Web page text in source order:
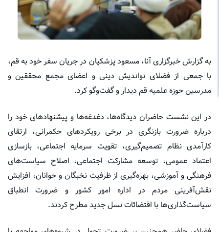
به گزارش خبرگزاری آنا، مسعود پزشکیان در جریان سفر خود به قم،
با جمعی از فضلای نواندیش دینی و اعضای مجمع محققین و
مدرسین حوزه علمیه قم دیدار و گفت‌وگو کرد.
در این نشست حاضران دیدگاه‌ها، دغدغه‌ها و پیشنهادهای خود را
درباره ضرورت بازنگری در برخی رویکردهای حکمرانی، ارتقای
کارآمدی نظام تصمیم‌گیری، تقویت سرمایه اجتماعی، بازسازی
اعتماد عمومی، توسعه مشارکت اجتماعی، اصلاح سیاست‌های
فرهنگی و آموزشی، بهره‌گیری از ظرفیت نخبگان و جوانان، افزایش
نقش‌آفرینی مردم در اداره امور کشور و ضرورت انطباق
سیاست‌گذاری‌ها با اقتضائات نسل جدید مطرح کردند.